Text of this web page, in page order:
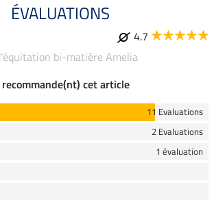
ÉVALUATIONS
4.7
bi-matière Amelia
cet article
11 Evaluations
2 Evaluations
1 évaluation